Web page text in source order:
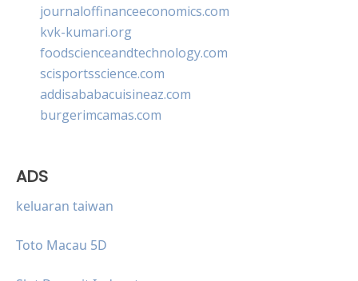
journaloffinanceeconomics.com
kvk-kumari.org
foodscienceandtechnology.com
scisportsscience.com
addisababacuisineaz.com
burgerimcamas.com
ADS
keluaran taiwan
Toto Macau 5D